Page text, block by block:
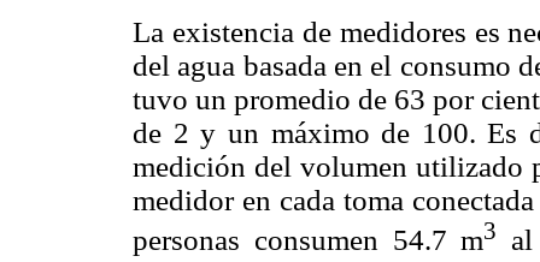
La existencia de medidores es
del agua basada en el consumo
tuvo un promedio de 63 por
de 2 y un máximo de 100. Es
medición del volumen utilizado
medidor en cada toma
personas consumen 54.7 m3